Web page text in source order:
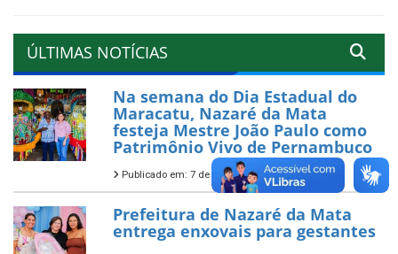
ÚLTIMAS NOTÍCIAS
Na semana do Dia Estadual do
Maracatu, Nazaré da Mata
festeja Mestre João Paulo como
Patrimônio Vivo de Pernambuco
Publicado em: 7 de agosto de 2026
Prefeitura de Nazaré da Mata
entrega enxovais para gestantes